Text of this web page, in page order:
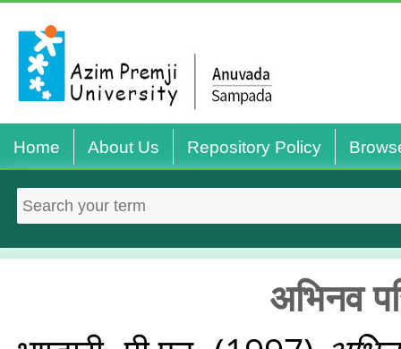
Home About Us Repository Policy
अभिनव